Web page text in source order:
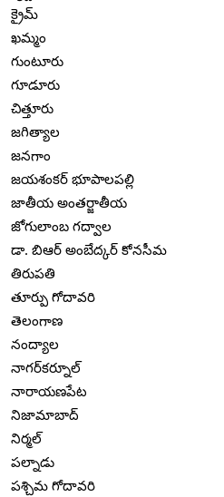
క్రైమ్
ఖమ్మం
గుంటూరు
గూడూరు
చిత్తూరు
జగిత్యాల
జనగాం
జయశంకర్ భూపాలపల్లి
జాతీయ అంతర్జాతీయ
జోగులాంబ గద్వాల
డా. బిఆర్ అంబేద్కర్ కోనసీమ
తిరుపతి
తూర్పు గోదావరి
తెలంగాణ
నంద్యాల
నాగర్‌కర్నూల్
నారాయణపేట
నిజామాబాద్
నిర్మల్
పల్నాడు
పశ్చిమ గోదావరి